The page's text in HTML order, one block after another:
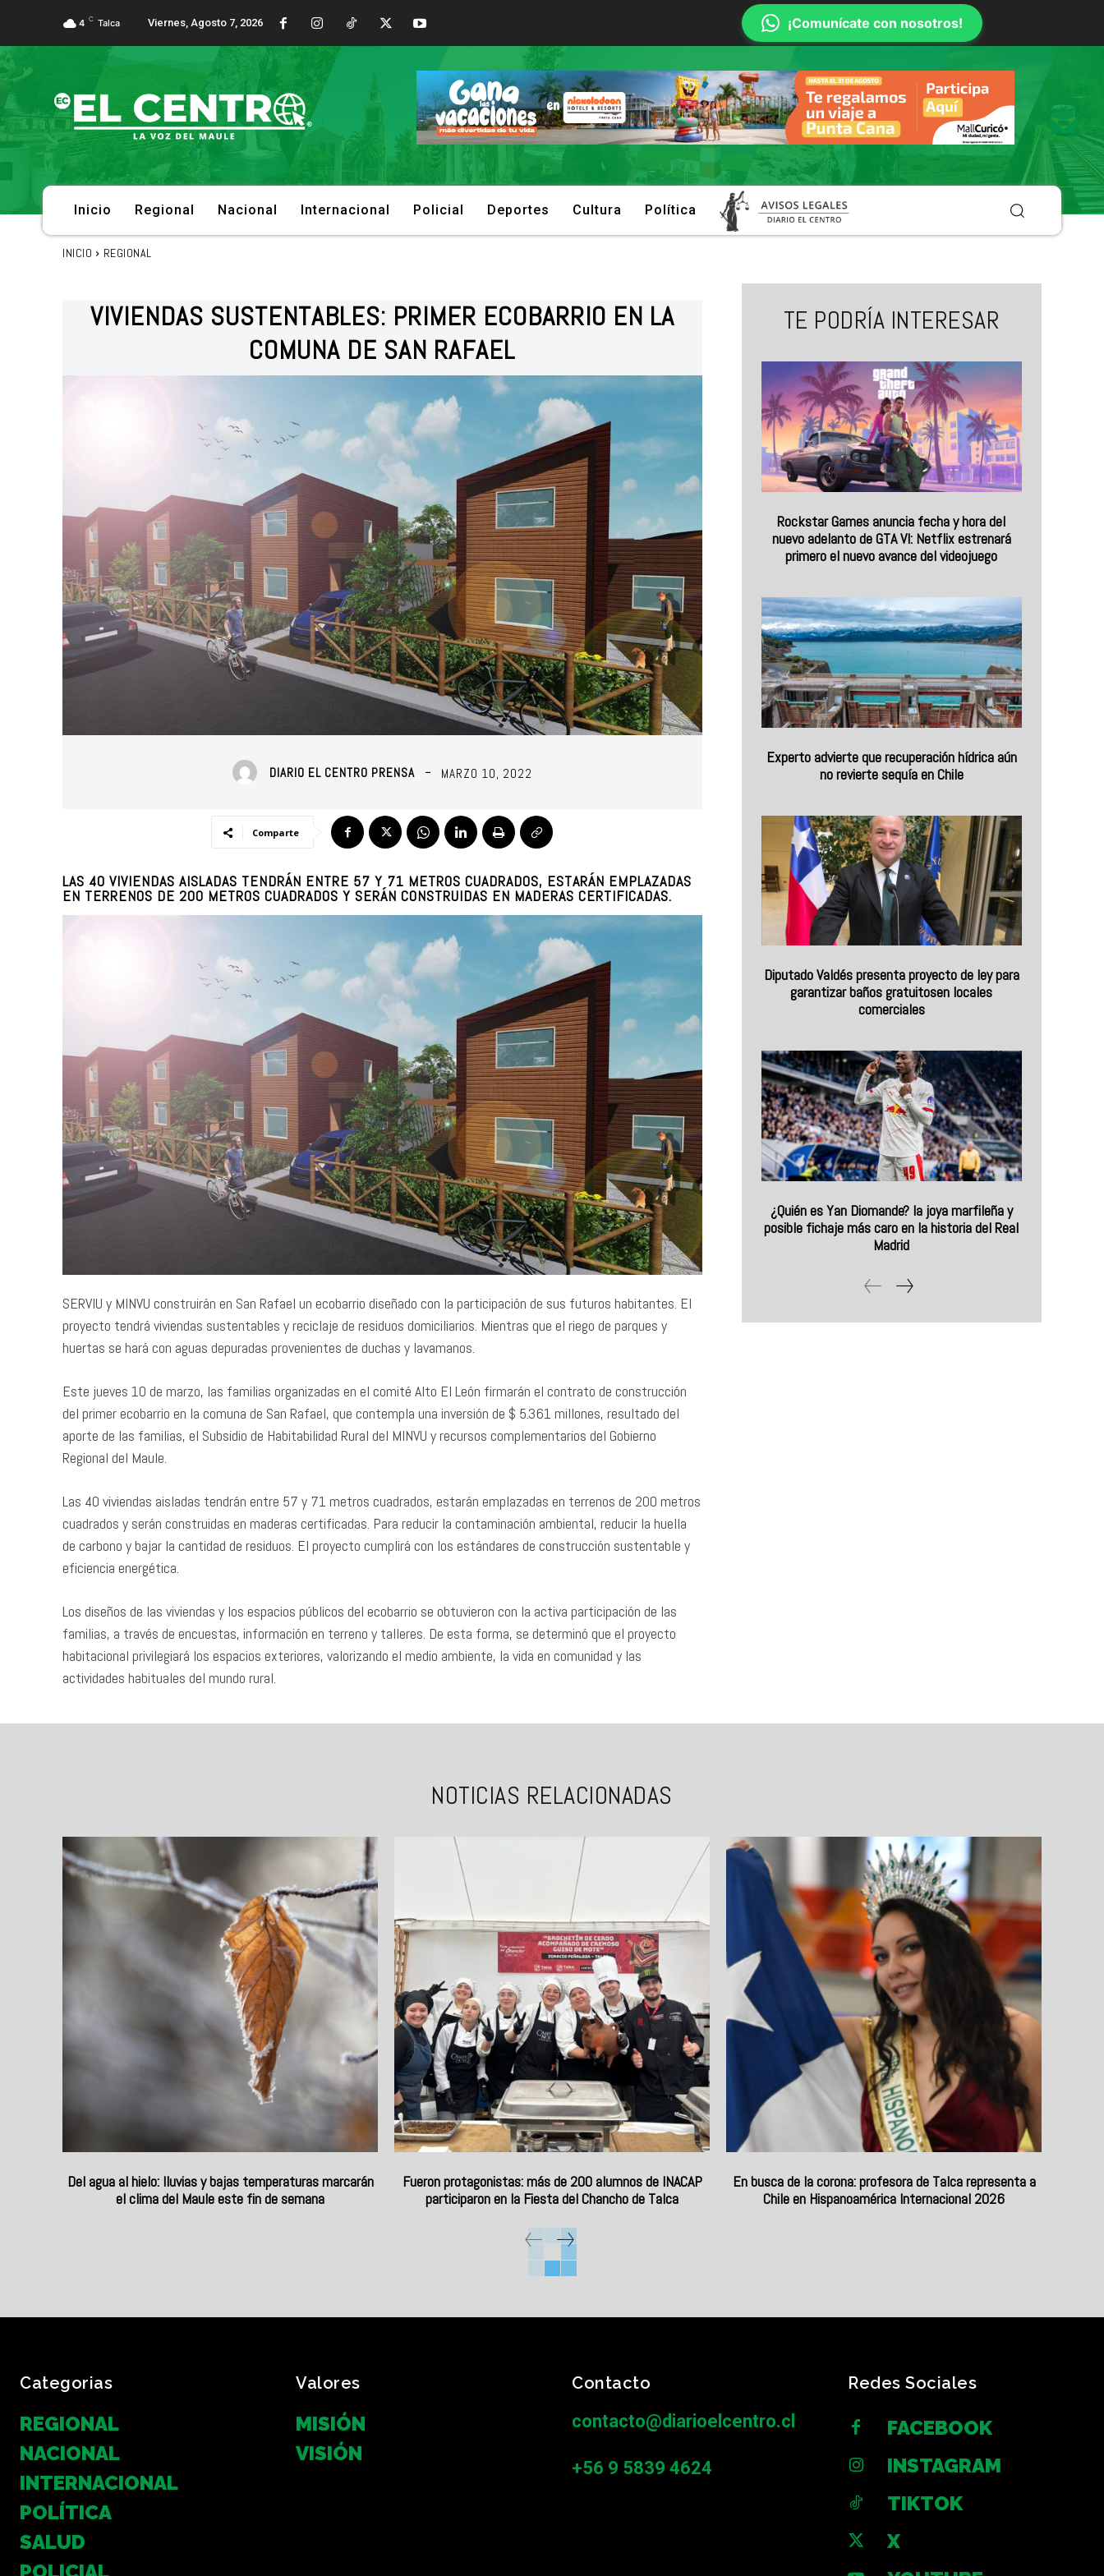
4 C Talca Viernes, Agosto 7, 2026 ¡Comunícate con nosotros!
Inicio Regional Nacional Internacional Policial Deportes Cultura Política
INICIO REGIONAL
VIVIENDAS SUSTENTABLES: PRIMER ECOBARRIO EN LA
COMUNA DE SAN RAFAEL
DIARIO EL CENTRO PRENSA MARZO 10, 2022
Comparte
LAS 40 VIVIENDAS AISLADAS TENDRÁN ENTRE 57 Y 71 METROS CUADRADOS, ESTARÁN EMPLAZADAS
EN TERRENOS DE 200 METROS CUADRADOS Y SERÁN CONSTRUIDAS EN MADERAS CERTIFICADAS.
SERVIU y MINVU construirán en San Rafael un ecobarrio diseñado con la participación de sus futuros habitantes. El
proyecto tendrá viviendas sustentables y reciclaje de residuos domiciliarios. Mientras que el riego de parques y
huertas se hará con aguas depuradas provenientes de duchas y lavamanos.
Este jueves 10 de marzo, las familias organizadas en el comité Alto El León firmarán el contrato de construcción
del primer ecobarrio en la comuna de San Rafael, que contempla una inversión de $ 5.361 millones, resultado del
aporte de las familias, el Subsidio de Habitabilidad Rural del MINVU y recursos complementarios del Gobierno
Regional del Maule.
Las 40 viviendas aisladas tendrán entre 57 y 71 metros cuadrados, estarán emplazadas en terrenos de 200 metros
cuadrados y serán construidas en maderas certificadas. Para reducir la contaminación ambiental, reducir la huella
de carbono y bajar la cantidad de residuos. El proyecto cumplirá con los estándares de construcción sustentable y
eficiencia energética.
Los diseños de las viviendas y los espacios públicos del ecobarrio se obtuvieron con la activa participación de las
familias, a través de encuestas, información en terreno y talleres. De esta forma, se determinó que el proyecto
habitacional privilegiará los espacios exteriores, valorizando el medio ambiente, la vida en comunidad y las
actividades habituales del mundo rural.
TE PODRÍA INTERESAR
Rockstar Games anuncia fecha y hora del
nuevo adelanto de GTA VI: Netflix estrenará
primero el nuevo avance del videojuego
Experto advierte que recuperación hídrica aún
no revierte sequía en Chile
Diputado Valdés presenta proyecto de ley para
garantizar baños gratuitosen locales
comerciales
¿Quién es Yan Diomande? la joya marfileña y
posible fichaje más caro en la historia del Real
Madrid
NOTICIAS RELACIONADAS
Del agua al hielo: lluvias y bajas temperaturas marcarán
el clima del Maule este fin de semana
Fueron protagonistas: más de 200 alumnos de INACAP
participaron en la Fiesta del Chancho de Talca
En busca de la corona: profesora de Talca representa a
Chile en Hispanoamérica Internacional 2026
Categorias
REGIONAL
NACIONAL
INTERNACIONAL
POLÍTICA
SALUD
Valores
MISIÓN
VISIÓN
Contacto
contacto@diarioelcentro.cl
+56 9 5839 4624
Redes Sociales
FACEBOOK
INSTAGRAM
TIKTOK
X